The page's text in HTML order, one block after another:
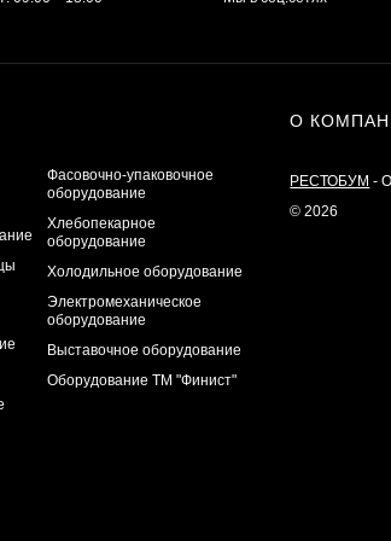
Фасовочно-упаковочное
оборудование
Хлебопекарное
оборудование
Холодильное оборудование
Электромеханическое
оборудование
Выставочное оборудование
Оборудование ТМ "Финист"
О
РЕСТОБУМ -
© 2026